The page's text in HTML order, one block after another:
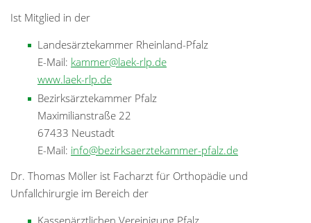
Ist Mitglied in der
Landesärztekammer Rheinland-Pfalz
E-Mail: kammer@laek-rlp.de
www.laek-rlp.de
Bezirksärztekammer Pfalz
Maximilianstraße 22
67433 Neustadt
E-Mail: info@bezirksaerztekammer-pfalz.de
Dr. Thomas Möller ist Facharzt für Orthopädie und
Unfallchirurgie im Bereich der
Kassenärztlichen Vereinigung Pfalz